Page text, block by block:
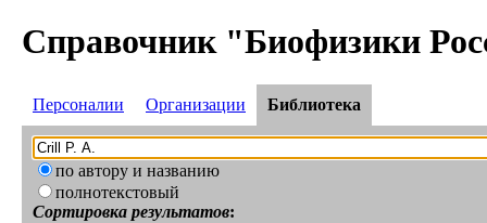
Справочник "Биофизики
Персоналии Организации Библиотека
по автору и названию
полнотекстовый
Сортировка результатов: